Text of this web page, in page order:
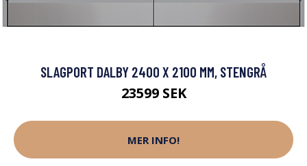
SLAGPORT DALBY 2400 X 2100 MM, STENGRÅ
23599 SEK
MER INFO!